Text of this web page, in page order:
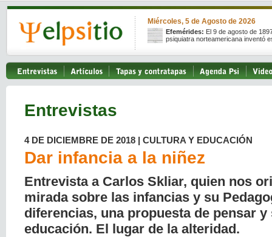
Miércoles, 5 de Agosto de 2026
Efemérides: El 9 de agosto de
psiquiatra norteamericana inventó
Entrevistas
4 DE DICIEMBRE DE 2018 | CULTURA Y EDUCACIÓN
Dar infancia a la niñez
Entrevista a Carlos Skliar, quien nos
mirada sobre las infancias y su
diferencias, una propuesta de pensar y
educación. El lugar de la alteridad.